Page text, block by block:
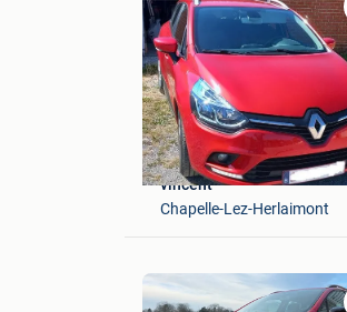
vincent
Chapelle-Lez-Herlaimont